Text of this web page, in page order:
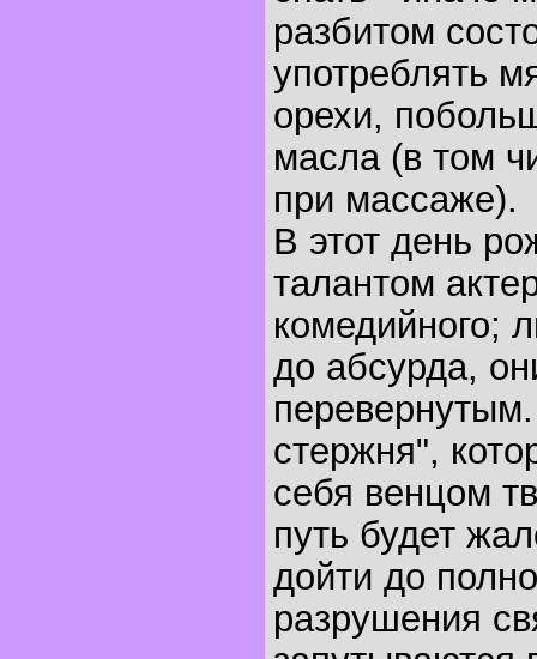
разбитом
употреблять
орехи,
масла (в том
при массаже).
В этот день
талантом
комедийного;
до абсурда,
стержня",
себя венцом
путь будет
дойти до
разрушения